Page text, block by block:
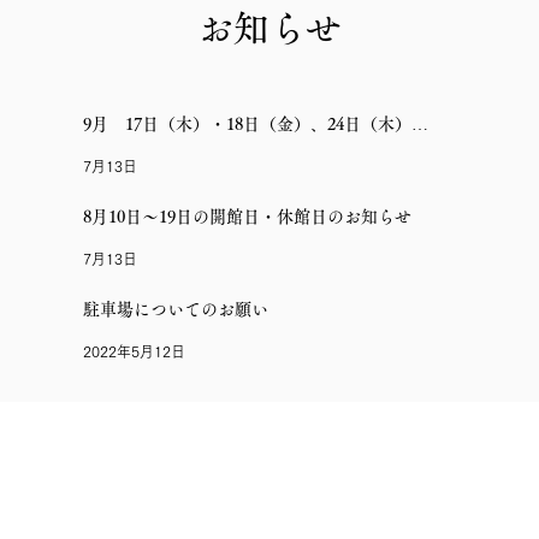
​お知らせ
9月 17日（木）・18日（金）、24日（木）・
7月13日
8月10日〜19日の開館日・休館日のお知らせ
7月13日
駐車場についてのお願い
2022年5月12日